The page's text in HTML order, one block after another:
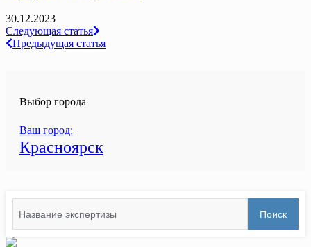
30.12.2023
Навигация
по
Следующая статья
Предыдущая статья
Выбор города
Ваш город:
Красноярск
for:
Поиск